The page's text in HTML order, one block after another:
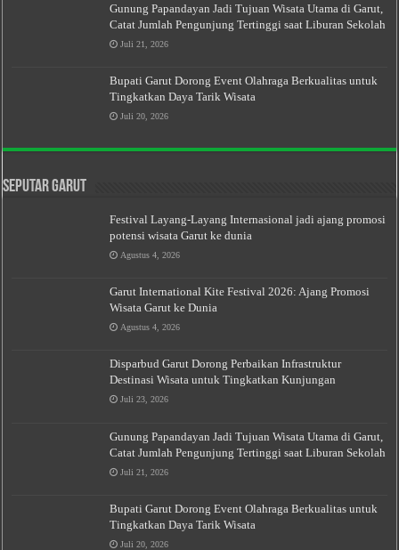
Gunung Papandayan Jadi Tujuan Wisata Utama di Garut,
Catat Jumlah Pengunjung Tertinggi saat Liburan Sekolah
Juli 21, 2026
Bupati Garut Dorong Event Olahraga Berkualitas untuk
Tingkatkan Daya Tarik Wisata
Juli 20, 2026
Seputar Garut
Festival Layang-Layang Internasional jadi ajang promosi
potensi wisata Garut ke dunia
Agustus 4, 2026
Garut International Kite Festival 2026: Ajang Promosi
Wisata Garut ke Dunia
Agustus 4, 2026
Disparbud Garut Dorong Perbaikan Infrastruktur
Destinasi Wisata untuk Tingkatkan Kunjungan
Juli 23, 2026
Gunung Papandayan Jadi Tujuan Wisata Utama di Garut,
Catat Jumlah Pengunjung Tertinggi saat Liburan Sekolah
Juli 21, 2026
Bupati Garut Dorong Event Olahraga Berkualitas untuk
Tingkatkan Daya Tarik Wisata
Juli 20, 2026